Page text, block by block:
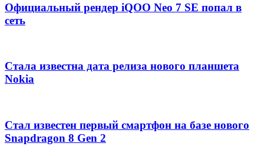
Официальный рендер iQOO Neo 7 SE попал в
сеть
Стала известна дата релиза нового планшета
Nokia
Стал известен первый смартфон на базе нового
Snapdragon 8 Gen 2